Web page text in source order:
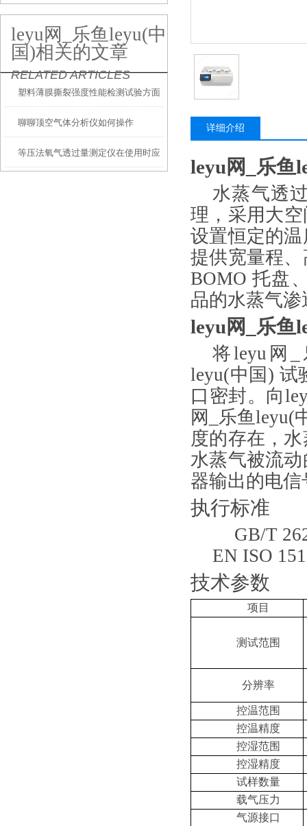
leyu网_乐鱼leyu(中
国)相关的文章
RELATED ARTICLES
塑料薄膜撕裂强度性能检测试验方面
简介
聊聊顶空气体分析仪如何操作
等压法氧气透过量测定仪在使用时应
详细介绍
leyu网_乐鱼
水蒸气透
理，采用大
设置恒定的
提供宽量程
BOMO托盘
品的水蒸气
leyu网_乐鱼
将leyu网
leyu(中国) 试
口密封。向
网_乐鱼leyu(
度的存在，
水蒸气被流
器输出的电
执行标准
GB/T
EN ISO
技术参数
项目
测试范围
分辨率
控温范围
控温精度
控湿范围
控湿精度
试样数量
载气压力
气源接口